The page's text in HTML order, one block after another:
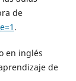
de
.
en inglés
de